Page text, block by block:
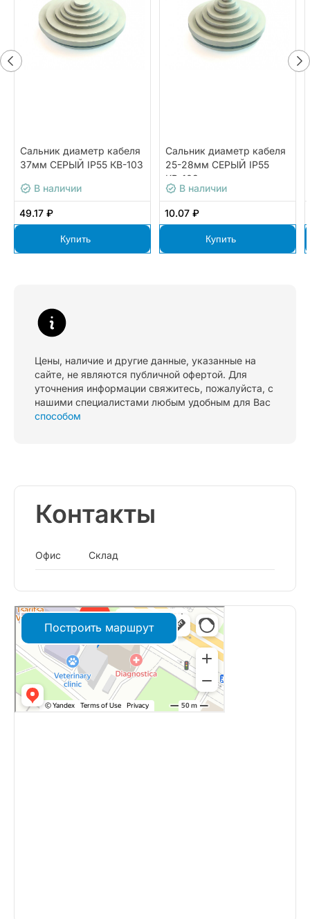
Сальник диаметр кабеля
37мм СЕРЫЙ IP55 КВ-103
В наличии
49.17 ₽
Купить
Сальник диаметр кабеля
25-28мм СЕРЫЙ IP55
КВ-103
В наличии
10.07 ₽
Купить
Цены, наличие и другие данные, указанные на
сайте, не являются публичной офертой. Для
уточнения информации свяжитесь, пожалуйста, с
нашими специалистами любым удобным для Вас
способом
Контакты
Офис Склад
Построить маршрут